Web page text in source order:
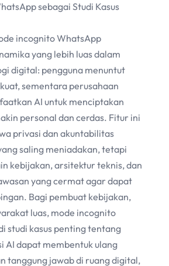
sebagai Studi Kasus
incognito WhatsApp
yang lebih luas dalam
digital: pengguna menuntut
sementara perusahaan
AI untuk menciptakan
personal dan cerdas. Fitur ini
privasi dan akuntabilitas
saling meniadakan, tetapi
kebijakan, arsitektur teknis, dan
yang cermat agar dapat
Bagi pembuat kebijakan,
luas, mode incognito
studi kasus penting tentang
AI dapat membentuk ulang
tanggung jawab di ruang digital,